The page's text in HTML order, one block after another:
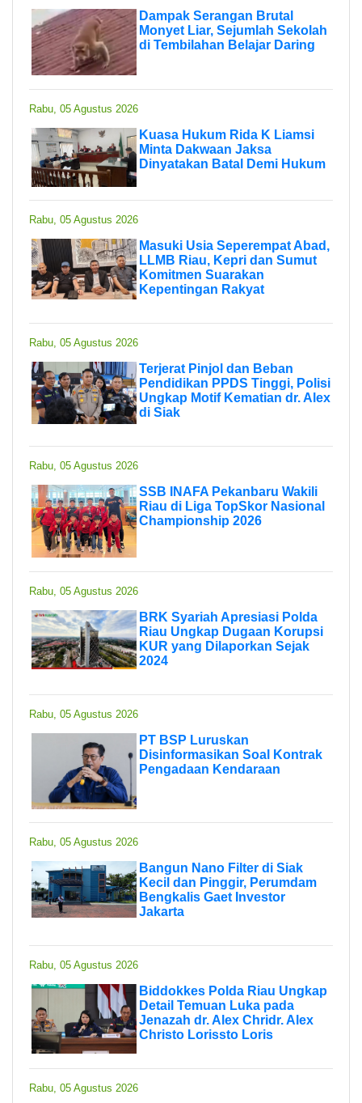
Dampak Serangan Brutal
Monyet Liar, Sejumlah Sekolah
di Tembilahan Belajar Daring
Rabu, 05 Agustus 2026
Kuasa Hukum Rida K Liamsi
Minta Dakwaan Jaksa
Dinyatakan Batal Demi Hukum
Rabu, 05 Agustus 2026
Masuki Usia Seperempat Abad,
LLMB Riau, Kepri dan Sumut
Komitmen Suarakan
Kepentingan Rakyat
Rabu, 05 Agustus 2026
Terjerat Pinjol dan Beban
Pendidikan PPDS Tinggi, Polisi
Ungkap Motif Kematian dr. Alex
di Siak
Rabu, 05 Agustus 2026
SSB INAFA Pekanbaru Wakili
Riau di Liga TopSkor Nasional
Championship 2026
Rabu, 05 Agustus 2026
BRK Syariah Apresiasi Polda
Riau Ungkap Dugaan Korupsi
KUR yang Dilaporkan Sejak
2024
Rabu, 05 Agustus 2026
PT BSP Luruskan
Disinformasikan Soal Kontrak
Pengadaan Kendaraan
Rabu, 05 Agustus 2026
Bangun Nano Filter di Siak
Kecil dan Pinggir, Perumdam
Bengkalis Gaet Investor
Jakarta
Rabu, 05 Agustus 2026
Biddokkes Polda Riau Ungkap
Detail Temuan Luka pada
Jenazah dr. Alex Chridr. Alex
Christo Lorissto Loris
Rabu, 05 Agustus 2026